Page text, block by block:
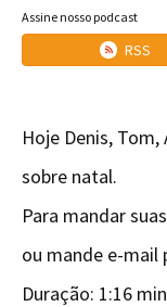
Assine nosso podcast
RSS
Hoje Denis,
sobre natal.
Para mandar
ou mande e-mail
Duração: 1:16